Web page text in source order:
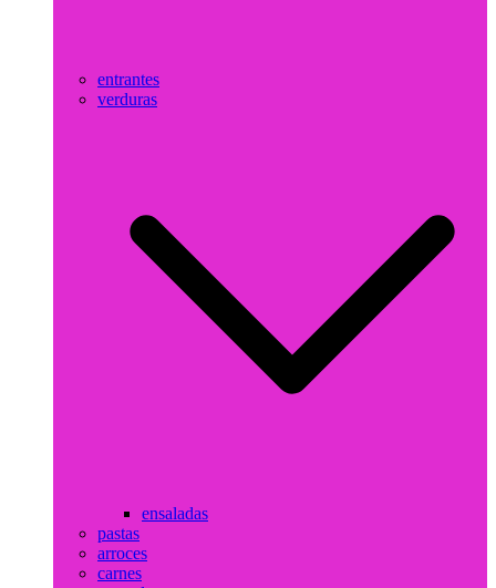
entrantes
verduras
ensaladas
pastas
arroces
carnes